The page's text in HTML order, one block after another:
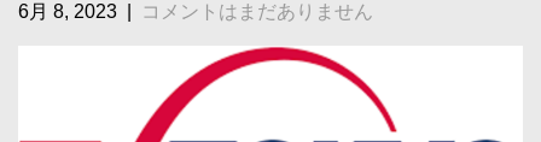
6月 8, 2023 コメントはまだありません